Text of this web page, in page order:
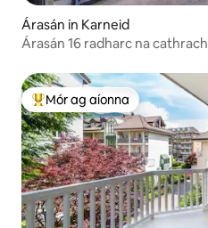
Árasán in Karneid
Árasán 16 radharc na cathrach
An-mhór ag aíonna
Mór ag aíonna